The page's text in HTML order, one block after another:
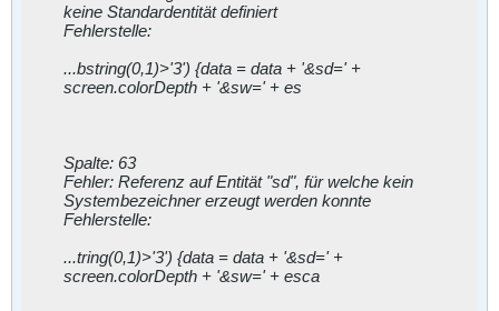
keine Standardentität definiert
Fehlerstelle:
...bstring(0,1)>'3') {data = data + '&sd=' +
screen.colorDepth + '&sw=' + es
Spalte: 63
Fehler: Referenz auf Entität "sd", für welche kein
Systembezeichner erzeugt werden konnte
Fehlerstelle:
...tring(0,1)>'3') {data = data + '&sd=' +
screen.colorDepth + '&sw=' + esca